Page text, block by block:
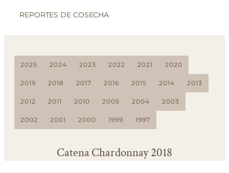
REPORTES DE COSECHA
2025 2024 2023 2022 2021 2020
2019 2018 2017 2016 2015 2014 2013
2012 2011 2010 2005 2004 2003
2002 2001 2000 1999 1997
Catena Chardonnay 2018